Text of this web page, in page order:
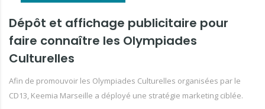
Dépôt et affichage publicitaire pour
faire connaître les Olympiades
Culturelles
Afin de promouvoir les Olympiades Culturelles organisées par le
CD13, Keemia Marseille a déployé une stratégie marketing ciblée.